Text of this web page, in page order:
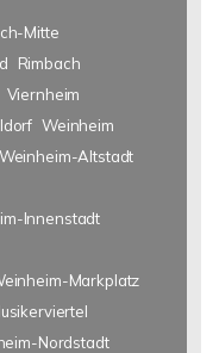
Mitte
Rimbach
Viernheim
Weinheim
Weinheim-Altstadt
Innenstadt
Markplatz
Nordstadt